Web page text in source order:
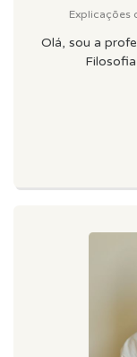
Explicações
Olá, sou a